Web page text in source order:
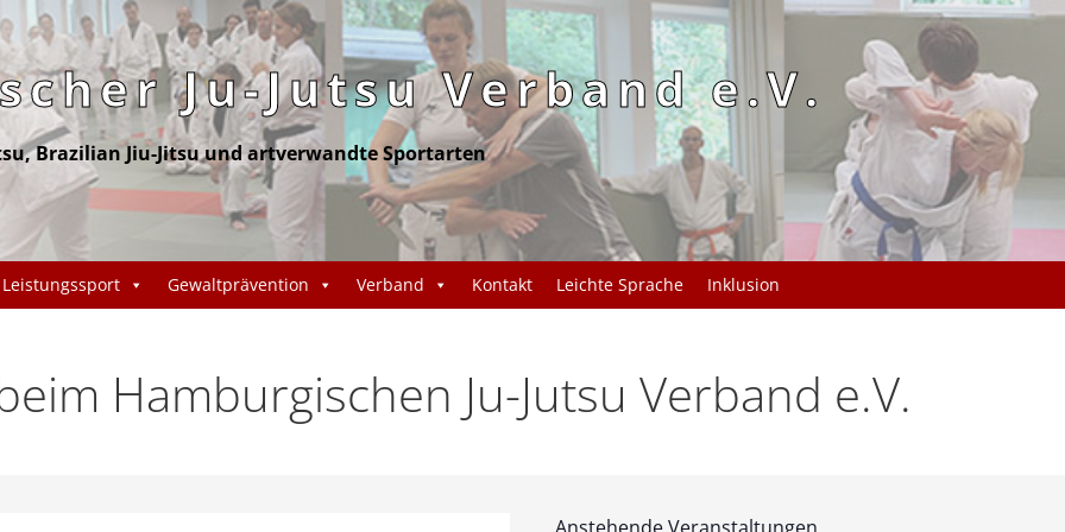
Ju-Jutsu Verband e.V.
Brazilian Jiu-Jitsu und artverwandte Sportarten
Leistungssport Gewaltprävention Verband Kontakt Leichte Sprache Inklusion
Hamburgischen Ju-Jutsu Verband e.V.